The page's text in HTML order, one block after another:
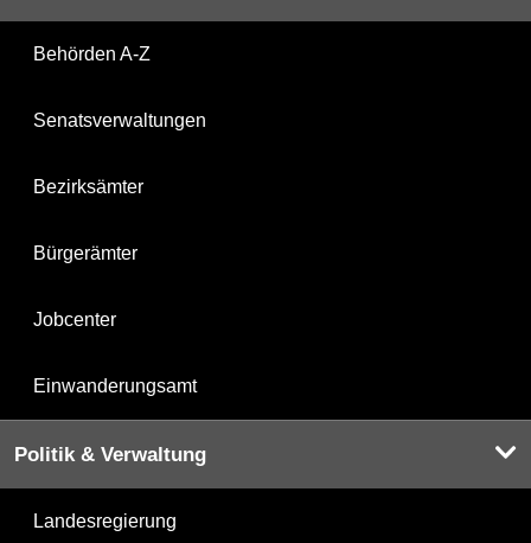
Behörden A-Z
Senatsverwaltungen
Bezirksämter
Bürgerämter
Jobcenter
Einwanderungsamt
Politik & Verwaltung
Landesregierung